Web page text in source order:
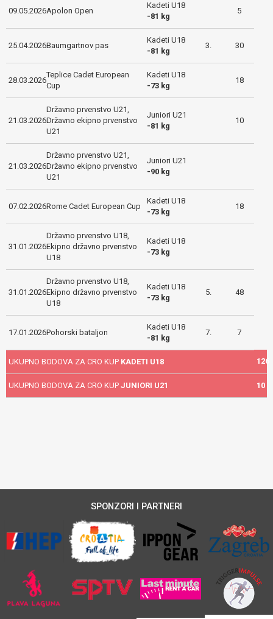
09.05.2026Apolon Open
Kadeti U18
-81 kg
5
25.04.2026Baumgartnov pas
Kadeti U18
-81 kg
3. 30
28.03.2026
Teplice Cadet European
Cup
Kadeti U18
-73 kg
18
21.03.2026
Državno prvenstvo U21,
Državno ekipno prvenstvo
U21
Juniori U21
-81 kg
10
21.03.2026
Državno prvenstvo U21,
Državno ekipno prvenstvo
U21
Juniori U21
-90 kg
07.02.2026Rome Cadet European Cup
Kadeti U18
-73 kg
18
31.01.2026
Državno prvenstvo U18,
Ekipno državno prvenstvo
U18
Kadeti U18
-73 kg
31.01.2026
Državno prvenstvo U18,
Ekipno državno prvenstvo
U18
Kadeti U18
-73 kg
5. 48
17.01.2026Pohorski bataljon
Kadeti U18
-81 kg
7. 7
UKUPNO BODOVA ZA CRO KUP KADETI U18 126
UKUPNO BODOVA ZA CRO KUPJUNIORI U21 10
SPONZORI I PARTNERI